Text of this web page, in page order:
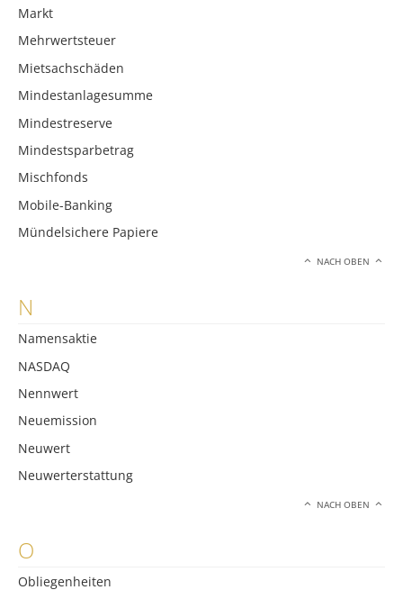
Markt
Mehrwertsteuer
Mietsachschäden
Mindestanlagesumme
Mindestreserve
Mindestsparbetrag
Mischfonds
Mobile-Banking
Mündelsichere Papiere
NACH OBEN
N
Namensaktie
NASDAQ
Nennwert
Neuemission
Neuwert
Neuwerterstattung
NACH OBEN
O
Obliegenheiten